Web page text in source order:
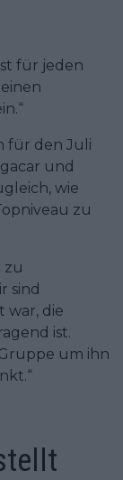
für jeden
für den Juli
und
wie
zu
zu
sind
war, die
ist.
um ihn